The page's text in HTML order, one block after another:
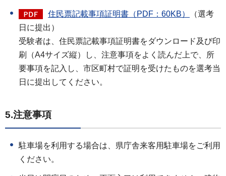
住民票記載事項証明書（PDF：60KB）
（選考
日に提出）
受験者は、住民票記載事項証明書をダウンロード及び印
刷（A4サイズ縦）し、注意事項をよく読んだ上で、所
要事項を記入し、市区町村で証明を受けたものを選考当
日に提出してください。
5.注意事項
駐車場を利用する場合は、県庁舎来客用駐車場をご利用
ください。